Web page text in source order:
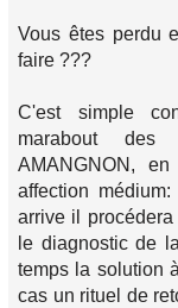
Vous êtes perdu
faire ???
C'est simple
marabout des
AMANGNON,
affection
arrive il
le diagnostic de
temps la solution
cas un rituel de